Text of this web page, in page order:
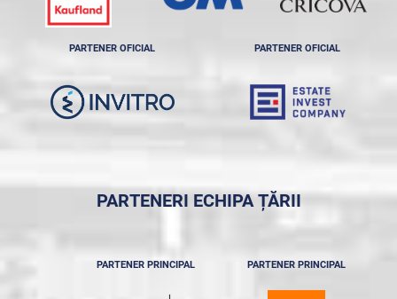
PARTENER OFICIAL PARTENER OFICIAL
PARTENERI ECHIPA ȚĂRII
PARTENER PRINCIPAL PARTENER PRINCIPAL